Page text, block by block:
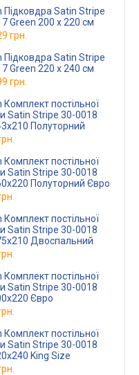
Satin Stripe
Green 200 x 220 см
грн.
Satin Stripe
Green 220 x 240 см
грн.
Комплект постільної
Полуторний
Комплект постільної
Полуторний Євро
Комплект постільної
Двоспальний
Комплект постільної
Євро
Комплект постільної
King Size